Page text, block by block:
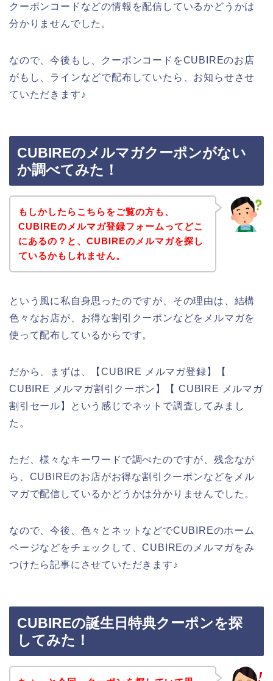
クーポンコードなどの情報を配信しているかどうかは
分かりませんでした。
なので、今後もし、クーポンコードをCUBIREのお店
がもし、ラインなどで配布していたら、お知らせさせ
ていただきます♪
CUBIREのメルマガクーポンがない
か調べてみた！
もしかしたらこちらをご覧の方も、
CUBIREのメルマガ登録フォームってどこ
にあるの？と、CUBIREのメルマガを探し
ているかもしれません。
という風に私自身思ったのですが、その理由は、結構
色々なお店が、お得な割引クーポンなどをメルマガを
使って配布しているからです。
だから、まずは、【CUBIRE メルマガ登録】【
CUBIRE メルマガ割引クーポン】【 CUBIRE メルマガ
割引セール】という感じでネットで調査してみまし
た。
ただ、様々なキーワードで調べたのですが、残念なが
ら、CUBIREのお店がお得な割引クーポンなどをメル
マガで配信しているかどうかは分かりませんでした。
なので、今後、色々とネットなどでCUBIREのホーム
ページなどをチェックして、CUBIREのメルマガをみ
つけたら記事にさせていただきます♪
CUBIREの誕生日特典クーポンを探
してみた！